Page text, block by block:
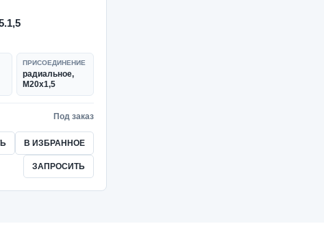
ПРИСОЕДИНЕНИЕ
радиальное,
M20x1,5
Под заказ
В ИЗБРАННОЕ
ЗАПРОСИТЬ